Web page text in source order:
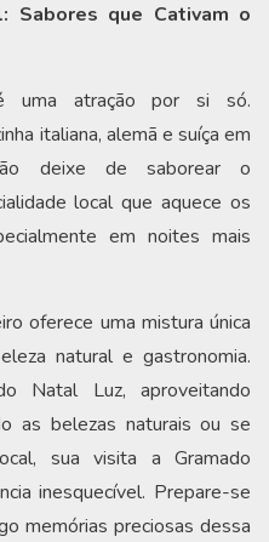
Sabores que Cativam o
uma atração por si só.
italiana, alemã e suíça em
deixe de saborear o
local que aquece os
em noites mais
oferece uma mistura única
natural e gastronomia.
Natal Luz, aproveitando
as belezas naturais ou se
sua visita a Gramado
inesquecível. Prepare-se
memórias preciosas dessa